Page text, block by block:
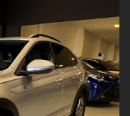
, di fronte al centro
sono riportati con la
le informazioni hanno
vincolo contrattuale.